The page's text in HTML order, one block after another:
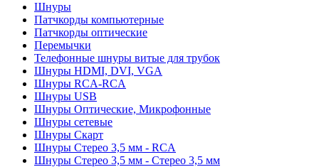
Шнуры
Патчкорды компьютерные
Патчкорды оптические
Перемычки
Телефонные шнуры витые для трубок
Шнуры HDMI, DVI, VGA
Шнуры RCA-RCA
Шнуры USB
Шнуры Оптические, Микрофонные
Шнуры сетевые
Шнуры Скарт
Шнуры Стерео 3,5 мм - RCA
Шнуры Стерео 3,5 мм - Стерео 3,5 мм